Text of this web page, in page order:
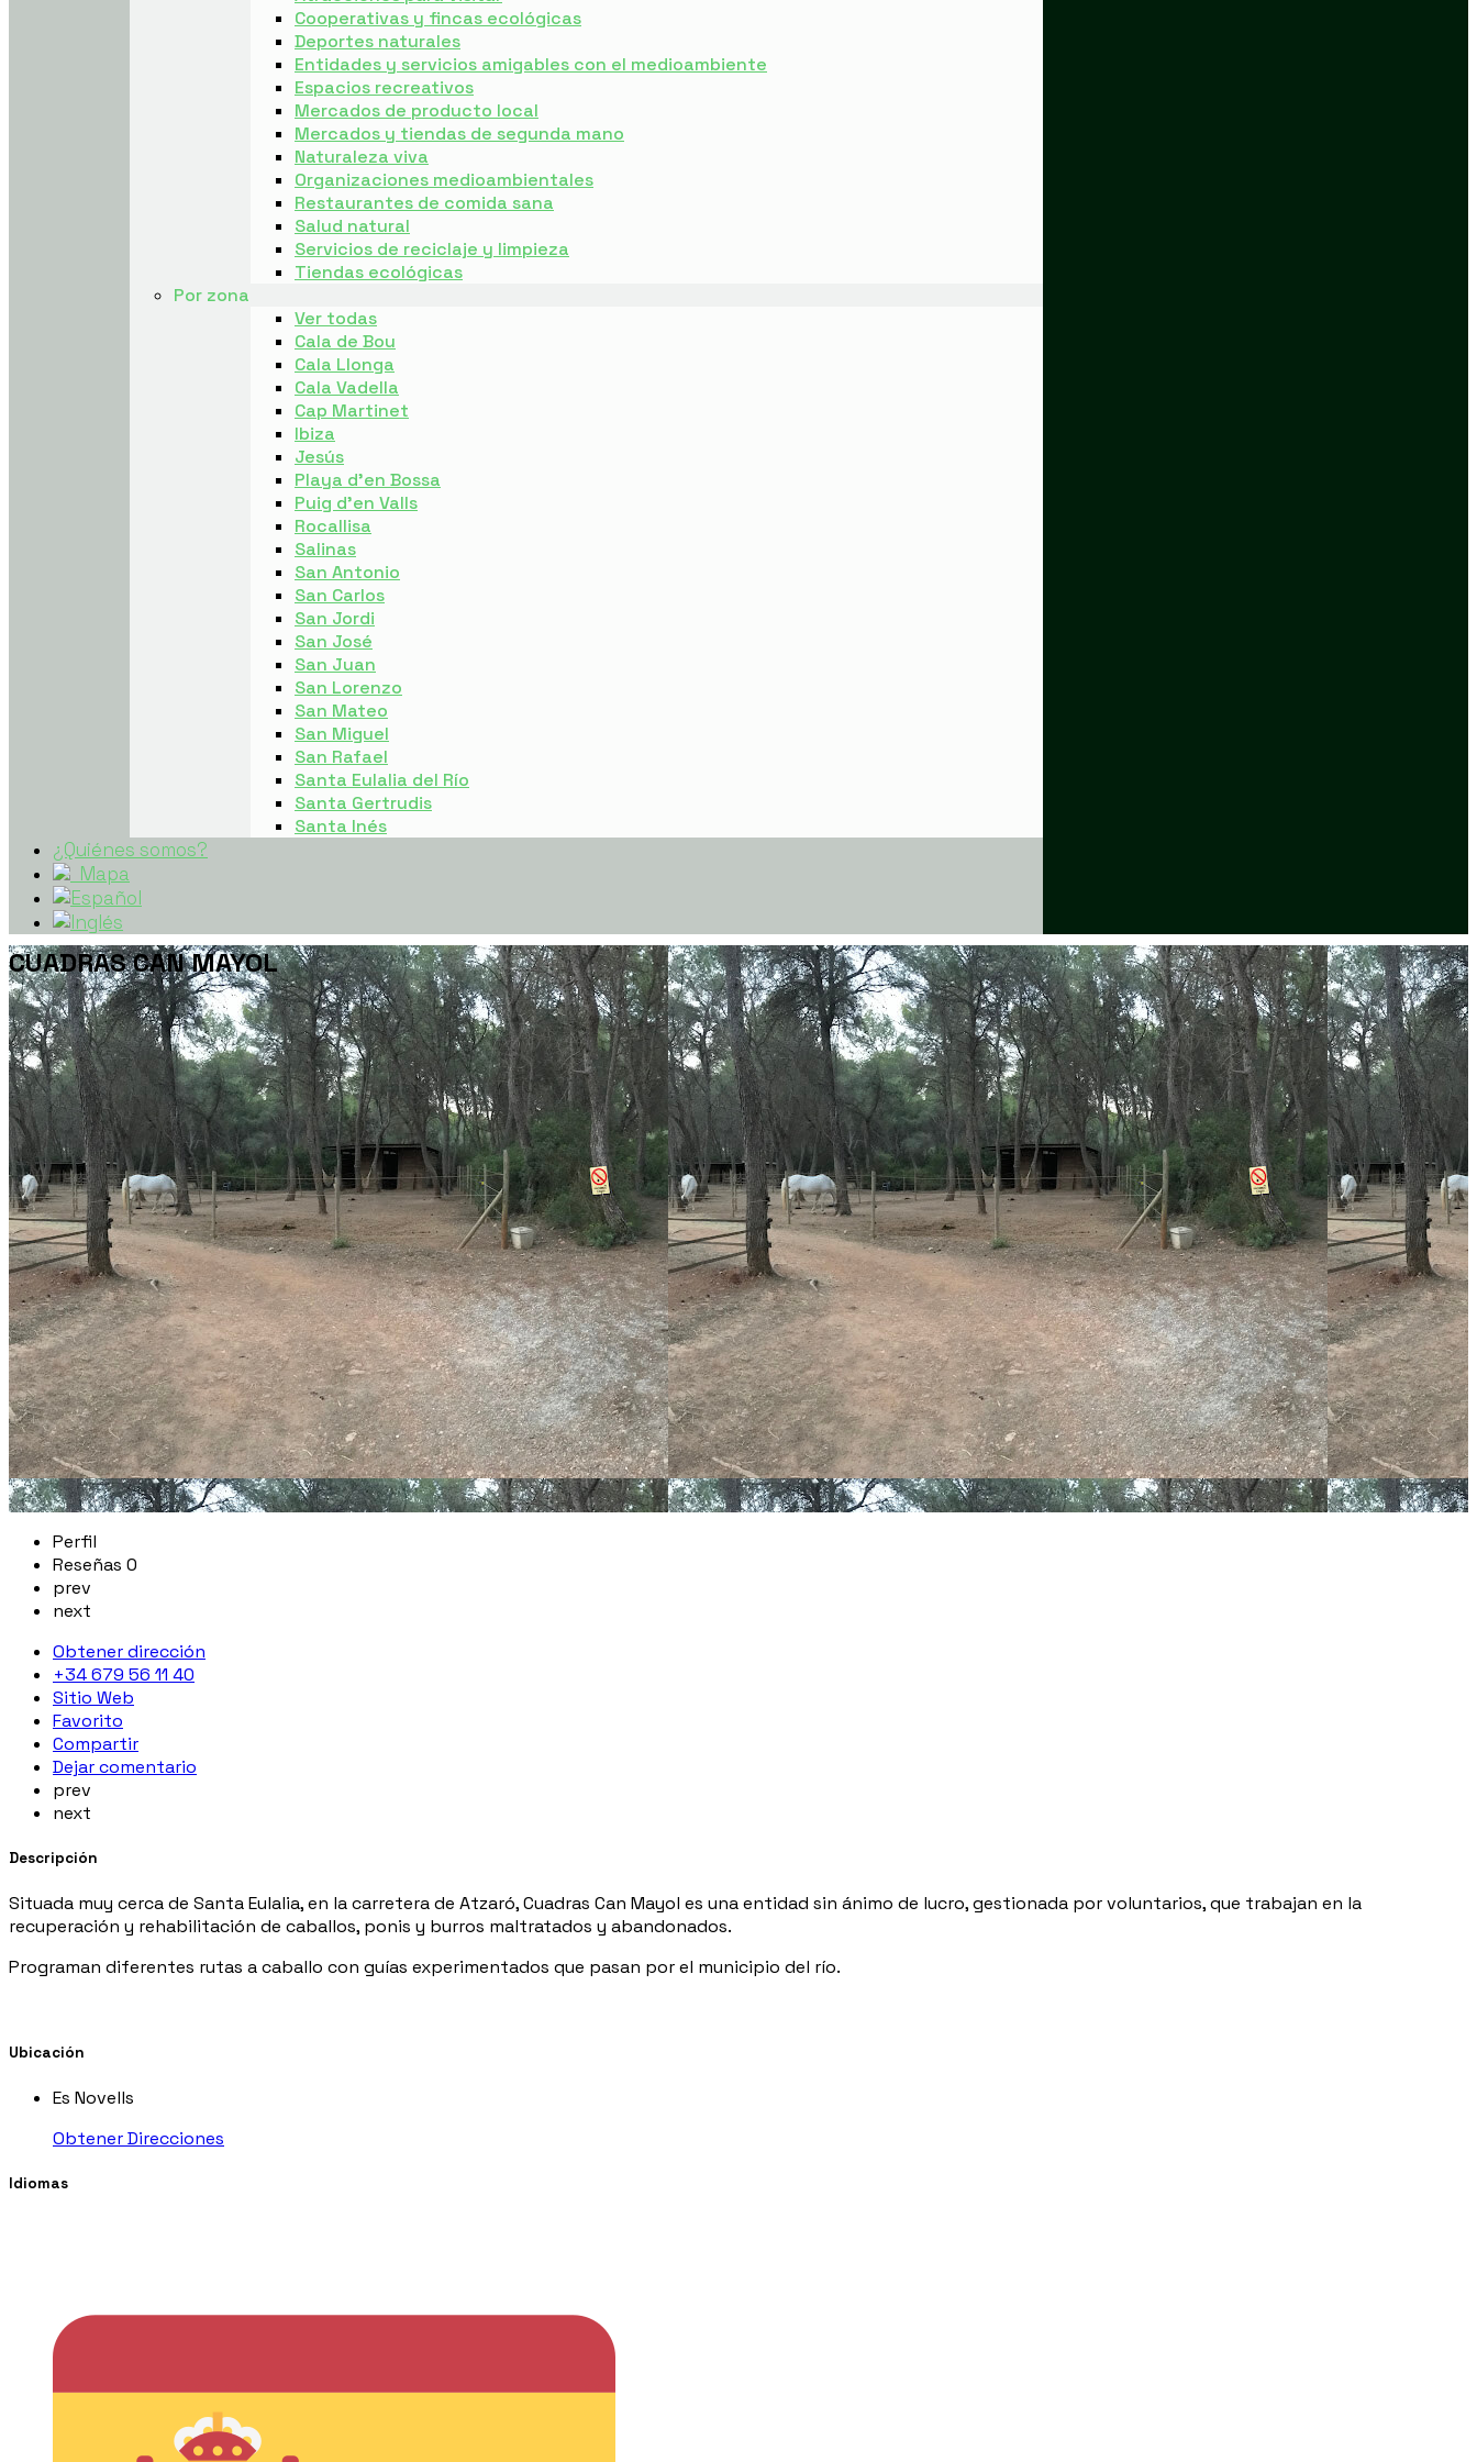
Cooperativas y fincas ecológicas
Deportes naturales
Entidades y servicios amigables con el medioambiente
Espacios recreativos
Mercados de producto local
Mercados y tiendas de segunda mano
Naturaleza viva
Organizaciones medioambientales
Restaurantes de comida sana
Salud natural
Servicios de reciclaje y limpieza
Tiendas ecológicas
Por zona
Ver todas
Cala de Bou
Cala Llonga
Cala Vadella
Cap Martinet
Ibiza
Jesús
Playa d’en Bossa
Puig d’en Valls
Rocallisa
Salinas
San Antonio
San Carlos
San Jordi
San José
San Juan
San Lorenzo
San Mateo
San Miguel
San Rafael
Santa Eulalia del Río
Santa Gertrudis
Santa Inés
¿Quiénes somos?
Mapa
CUADRAS CAN MAYOL
Perfil
Reseñas 0
prev
next
Obtener dirección
+34 679 56 11 40
Sitio Web
Favorito
Compartir
Dejar comentario
prev
next
Descripción
Situada muy cerca de Santa Eulalia, en la carretera de Atzaró, Cuadras Can Mayol es una entidad sin ánimo de lucro, gestionada por voluntarios, que trabajan en la
recuperación y rehabilitación de caballos, ponis y burros maltratados y abandonados.
Programan diferentes rutas a caballo con guías experimentados que pasan por el municipio del río.
Ubicación
Es Novells
Obtener Direcciones
Idiomas